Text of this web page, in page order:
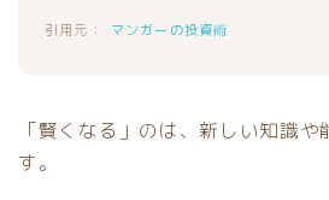
マンガーの投資術
「賢くなる」のは、新しい知識
す。